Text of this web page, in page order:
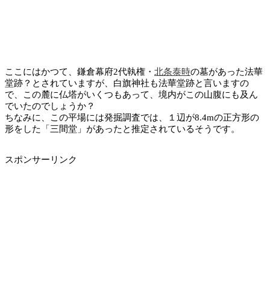
ここにはかつて、鎌倉幕府2代執権・ 北条泰時の墓があった法華
堂跡？とされていますが、白旗神社も法華堂跡と言いますの
で、この麓に仏塔がいくつもあって、境内がこの山腹にも及ん
でいたのでしょうか？
ちなみに、この平場には発掘調査では、１辺が8.4mの正方形の
形をした「三間堂」があったと推定されているそうです。
スポンサーリンク